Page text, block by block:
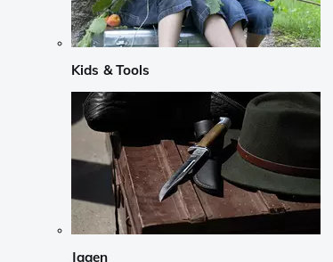
Kids & Tools
Jagen